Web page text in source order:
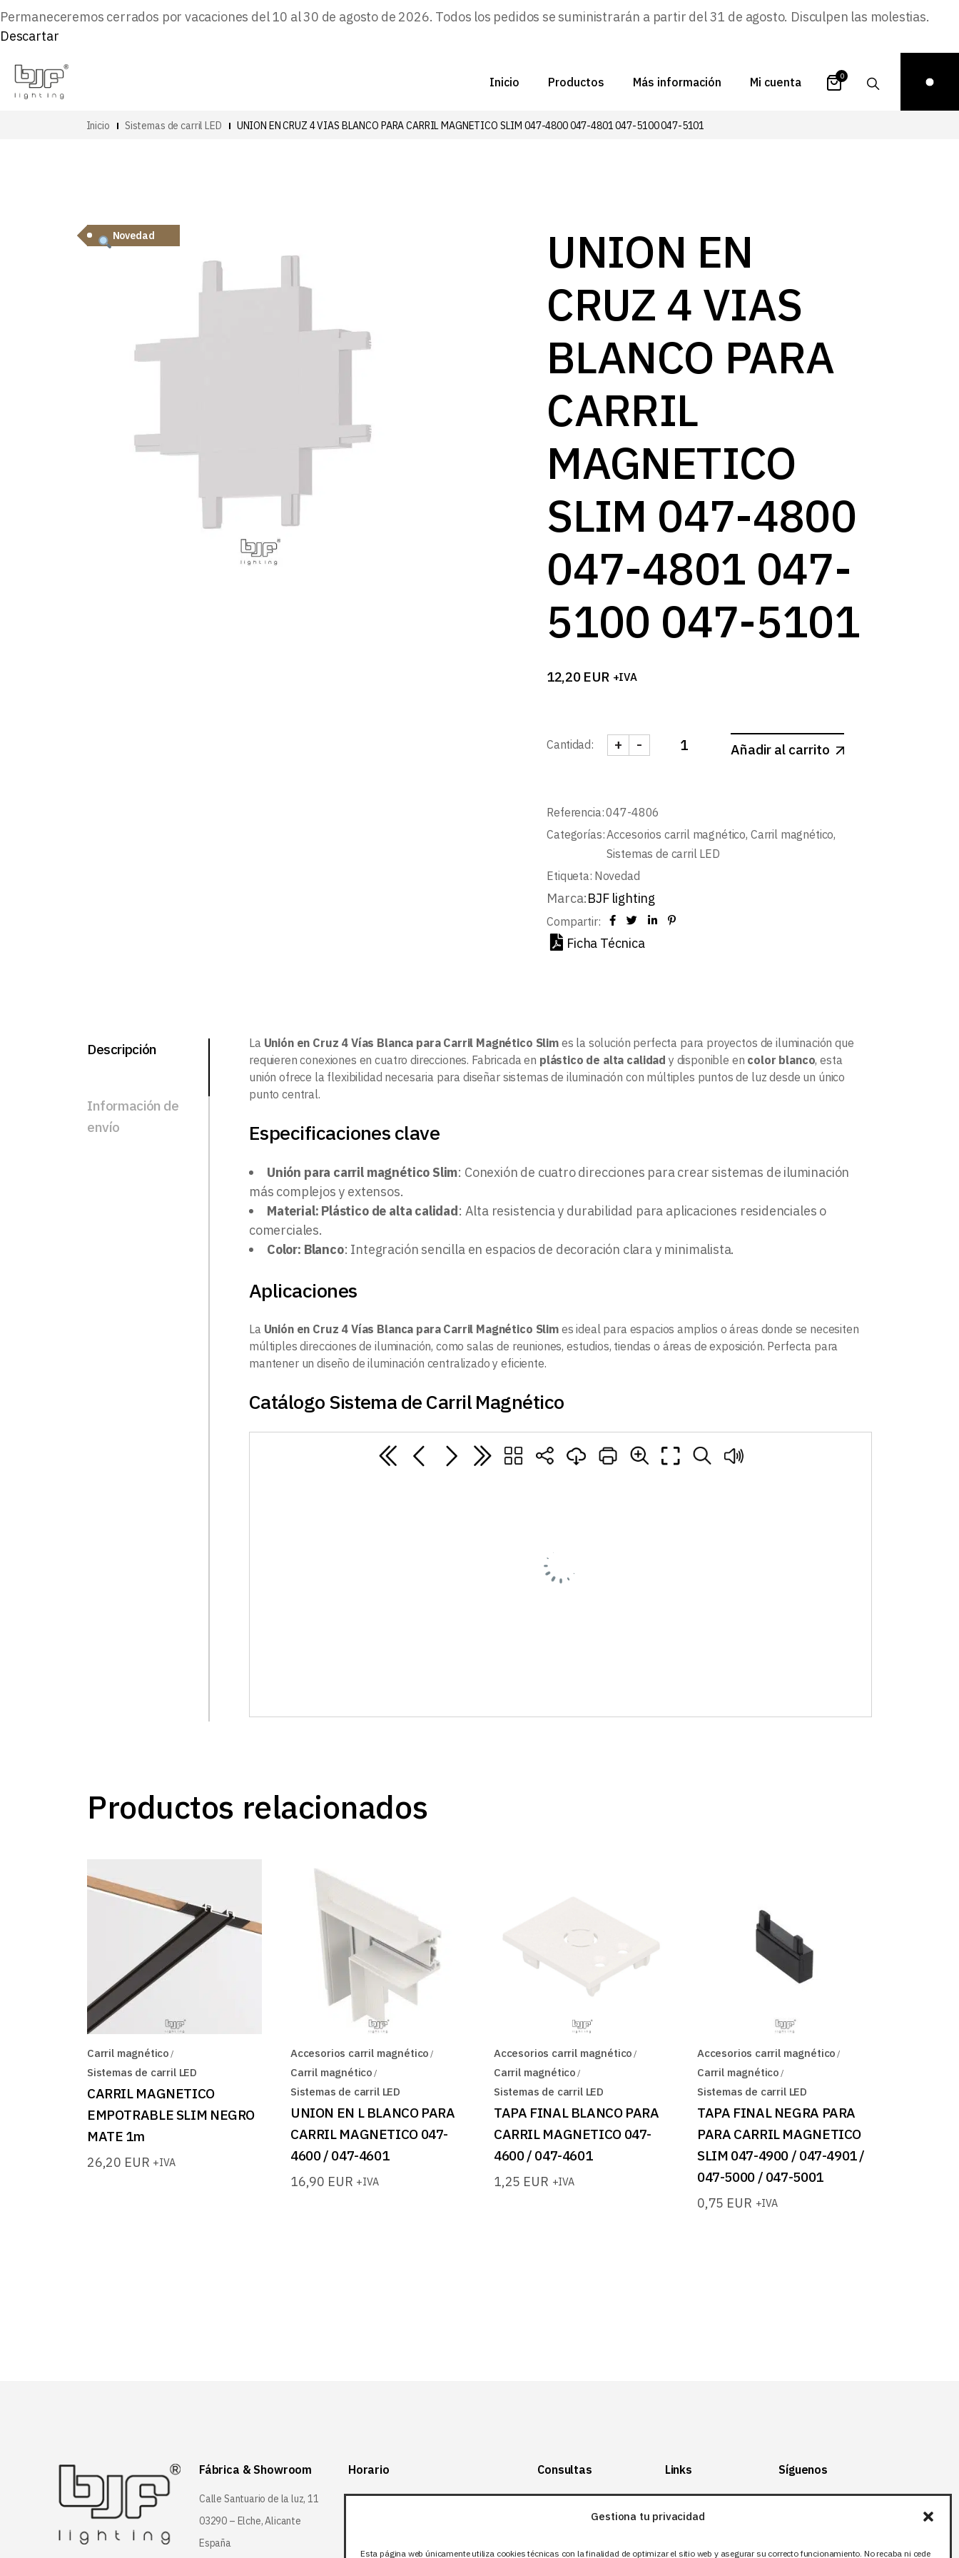
Gestiona tu privacidad
Esta página web únicamente utiliza cookies técnicas con la finalidad de optimizar el sitio web y asegurar su correcto funcionamiento. No recaba ni cede
Permaneceremos cerrados por vacaciones del 10 al 30 de agosto de 2026. Todos los pedidos se suministrarán a partir del 31 de agosto. Disculpen las molestias.
Descartar
Inicio Productos Más información
FAQs
Proyectos
Zona de inspiración
Blog
Mi cuenta 0
Inicio Sistemas de carril LED UNION EN CRUZ 4 VIAS BLANCO PARA CARRIL MAGNETICO SLIM 047-4800 047-4801 047-5100 047-5101
Novedad
UNION EN
CRUZ 4 VIAS
BLANCO PARA
CARRIL
MAGNETICO
SLIM 047-4800
047-4801 047-
5100 047-5101
12,20 EUR +IVA
Cantidad: UNION EN CRUZ 4 VIAS BLANCO PARA CARRIL
-
+ Añadir al carrito
Referencia:047-4806
Categorías:Accesorios carril magnético, Carril magnético,
Sistemas de carril LED
Etiqueta: Novedad
Marca:BJF lighting
Compartir:
Ficha Técnica
Descripción
Información de
envío
La Unión en Cruz 4 Vías Blanca para Carril Magnético Slimes la solución perfecta para proyectos de iluminación que
requieren conexiones en cuatro direcciones. Fabricada en plástico de alta calidad y disponible en color blanco, esta
unión ofrece la flexibilidad necesaria para diseñar sistemas de iluminación con múltiples puntos de luz desde un único
punto central.
Especificaciones clave
Unión para carril magnético Slim: Conexión de cuatro direcciones para crear sistemas de iluminación
más complejos y extensos.
Material: Plástico de alta calidad: Alta resistencia y durabilidad para aplicaciones residenciales o
comerciales.
Color: Blanco: Integración sencilla en espacios de decoración clara y minimalista.
Aplicaciones
La Unión en Cruz 4 Vías Blanca para Carril Magnético Slimes ideal para espacios amplios o áreas donde se necesiten
múltiples direcciones de iluminación, como salas de reuniones, estudios, tiendas o áreas de exposición. Perfecta para
mantener un diseño de iluminación centralizado y eficiente.
Catálogo Sistema de Carril Magnético
Productos relacionados
Carril magnético
Sistemas de carril LED
CARRIL MAGNETICO
EMPOTRABLE SLIM NEGRO
MATE 1m
26,20 EUR +IVA
Accesorios carril magnético
Carril magnético
Sistemas de carril LED
UNION EN L BLANCO PARA
CARRIL MAGNETICO 047-
4600 / 047-4601
16,90 EUR +IVA
Accesorios carril magnético
Carril magnético
Sistemas de carril LED
TAPA FINAL BLANCO PARA
CARRIL MAGNETICO 047-
4600 / 047-4601
1,25 EUR +IVA
Accesorios carril magnético
Carril magnético
Sistemas de carril LED
TAPA FINAL NEGRA PARA
PARA CARRIL MAGNETICO
SLIM 047-4900 / 047-4901 /
047-5000 / 047-5001
0,75 EUR +IVA
Fábrica & Showroom
Calle Santuario de la luz, 11
03290 – Elche, Alicante
España
Horario
Lunes-Viernes:
Consultas
+34 966 28 88
12
Links
Mapa del Sitio
Aviso legal
Síguenos
Facebook